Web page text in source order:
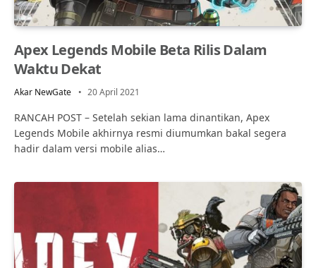
Apex Legends Mobile Beta Rilis Dalam
Waktu Dekat
Akar NewGate 20 April 2021
RANCAH POST – Setelah sekian lama dinantikan, Apex
Legends Mobile akhirnya resmi diumumkan bakal segera
hadir dalam versi mobile alias…